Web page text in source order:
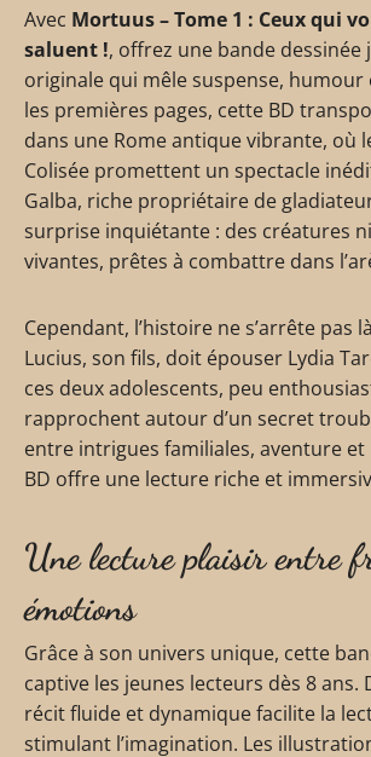
Avec Mortuus – Tome 1 : Ceux qui
saluent !, offrez une bande dessinée
originale qui mêle suspense, humour
les premières pages, cette BD
dans une Rome antique vibrante, où
Colisée promettent un spectacle
Galba, riche propriétaire de
surprise inquiétante : des créatures
vivantes, prêtes à combattre dans
Cependant, l’histoire ne s’arrête pas
Lucius, son fils, doit épouser Lydia
ces deux adolescents, peu
rapprochent autour d’un secret
entre intrigues familiales, aventure
BD offre une lecture riche et
Une lecture plaisir entre
émotions
Grâce à son univers unique, cette
captive les jeunes lecteurs dès 8 ans.
récit fluide et dynamique facilite la
stimulant l’imagination. Les